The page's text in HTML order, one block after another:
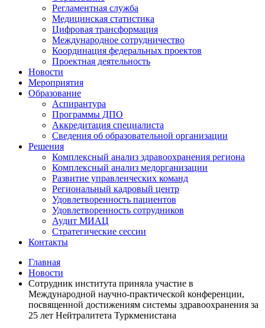
Регламентная служба
Медицинская статистика
Цифровая трансформация
Международное сотрудничество
Координация федеральных проектов
Проектная деятельность
Новости
Мероприятия
Образование
Аспирантура
Программы ДПО
Аккредитация специалиста
Сведения об образовательной организации
Решения
Комплексный анализ здравоохранения региона
Комплексный анализ медорганизации
Развитие управленческих команд
Региональный кадровый центр
Удовлетворенность пациентов
Удовлетворенность сотрудников
Аудит МИАЦ
Стратегические сессии
Контакты
Главная
Новости
Сотрудник института приняла участие в
Международной научно-практической конференции,
посвященной достижениям системы здравоохранения за
25 лет Нейтралитета Туркменистана